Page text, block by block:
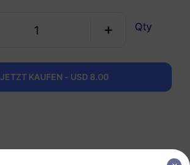
1
Qty
JETZT KAUFEN - USD 8.00